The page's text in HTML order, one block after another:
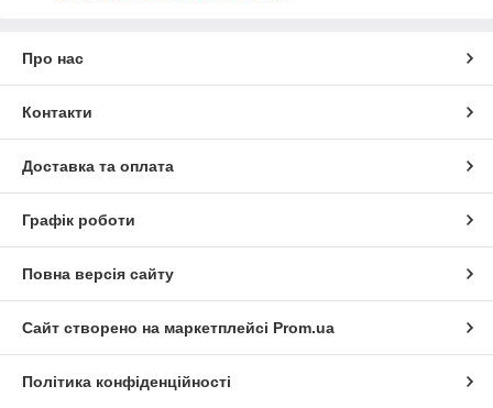
Про нас
Контакти
Доставка та оплата
Графік роботи
Повна версія сайту
Сайт створено на маркетплейсі Prom.ua
Політика конфіденційності